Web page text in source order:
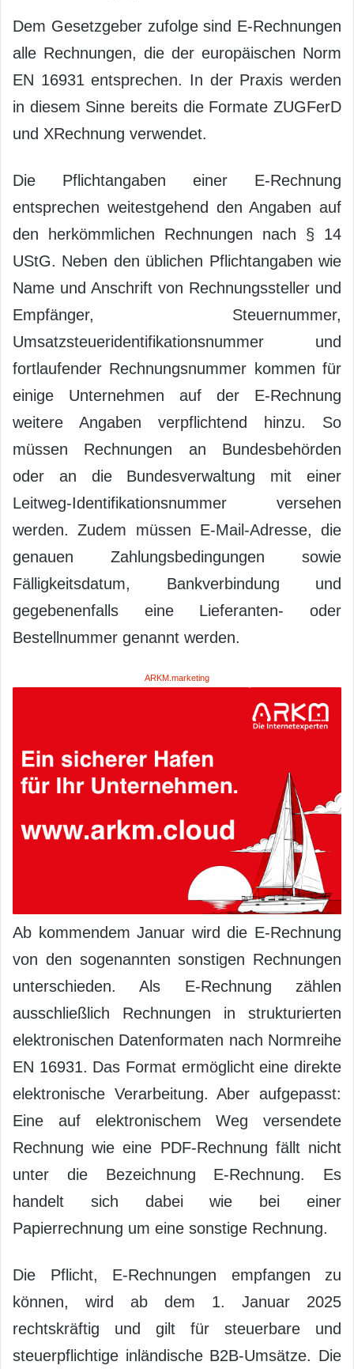
Dem Gesetzgeber zufolge sind E-Rechnungen
alle Rechnungen, die der europäischen Norm
EN 16931 entsprechen. In der Praxis werden
in diesem Sinne bereits die Formate ZUGFerD
und XRechnung verwendet.
Die Pflichtangaben einer E-Rechnung
entsprechen weitestgehend den Angaben auf
den herkömmlichen Rechnungen nach § 14
UStG. Neben den üblichen Pflichtangaben wie
Name und Anschrift von Rechnungssteller und
Empfänger, Steuernummer,
Umsatzsteueridentifikationsnummer und
fortlaufender Rechnungsnummer kommen für
einige Unternehmen auf der E-Rechnung
weitere Angaben verpflichtend hinzu. So
müssen Rechnungen an Bundesbehörden
oder an die Bundesverwaltung mit einer
Leitweg-Identifikationsnummer versehen
werden. Zudem müssen E-Mail-Adresse, die
genauen Zahlungsbedingungen sowie
Fälligkeitsdatum, Bankverbindung und
gegebenenfalls eine Lieferanten- oder
Bestellnummer genannt werden.
ARKM.marketing
Ab kommendem Januar wird die E-Rechnung
von den sogenannten sonstigen Rechnungen
unterschieden. Als E-Rechnung zählen
ausschließlich Rechnungen in strukturierten
elektronischen Datenformaten nach Normreihe
EN 16931. Das Format ermöglicht eine direkte
elektronische Verarbeitung. Aber aufgepasst:
Eine auf elektronischem Weg versendete
Rechnung wie eine PDF-Rechnung fällt nicht
unter die Bezeichnung E-Rechnung. Es
handelt sich dabei wie bei einer
Papierrechnung um eine sonstige Rechnung.
Die Pflicht, E-Rechnungen empfangen zu
können, wird ab dem 1. Januar 2025
rechtskräftig und gilt für steuerbare und
steuerpflichtige inländische B2B-Umsätze. Die